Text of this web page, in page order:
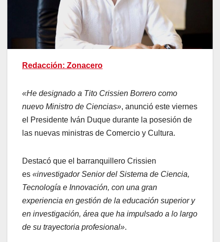
Redacción: Zonacero
«He designado a Tito Crissien Borrero como
nuevo Ministro de Ciencias», anunció este viernes
el Presidente Iván Duque durante la posesión de
las nuevas ministras de Comercio y Cultura.
Destacó que el barranquillero Crissien
es «investigador Senior del Sistema de Ciencia,
Tecnología e Innovación, con una gran
experiencia en gestión de la educación superior y
en investigación, área que ha impulsado a lo largo
de su trayectoria profesional».